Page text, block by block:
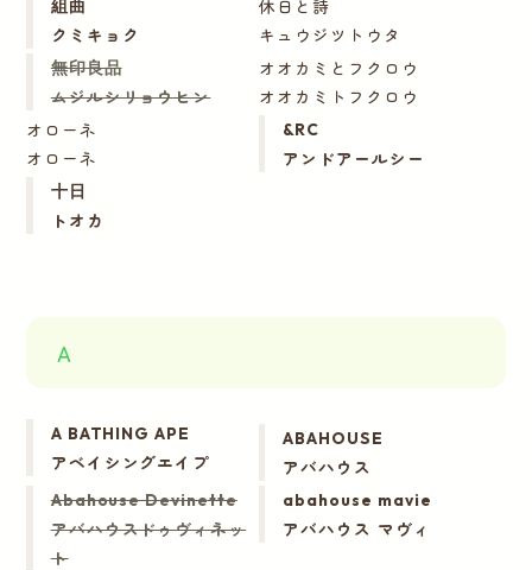
組曲
クミキョク
休日と詩
キュウジツトウタ
無印良品
ムジルシリョウヒン
オオカミとフクロウ
オオカミトフクロウ
オローネ
オローネ
&RC
アンドアールシー
十日
トオカ
A
A BATHING APE
アベイシングエイプ
ABAHOUSE
アバハウス
Abahouse Devinette
アバハウスドゥヴィネッ
ト
abahouse mavie
アバハウス マヴィ